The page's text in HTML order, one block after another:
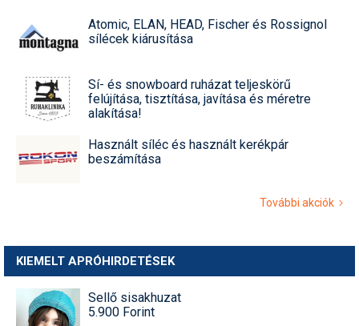
Atomic, ELAN, HEAD, Fischer és Rossignol
sílécek kiárusítása
Sí- és snowboard ruházat teljeskörű
felújítása, tisztítása, javítása és méretre
alakítása!
Használt síléc és használt kerékpár
beszámítása
További akciók
KIEMELT APRÓHIRDETÉSEK
Sellő sisakhuzat
5.900 Forint